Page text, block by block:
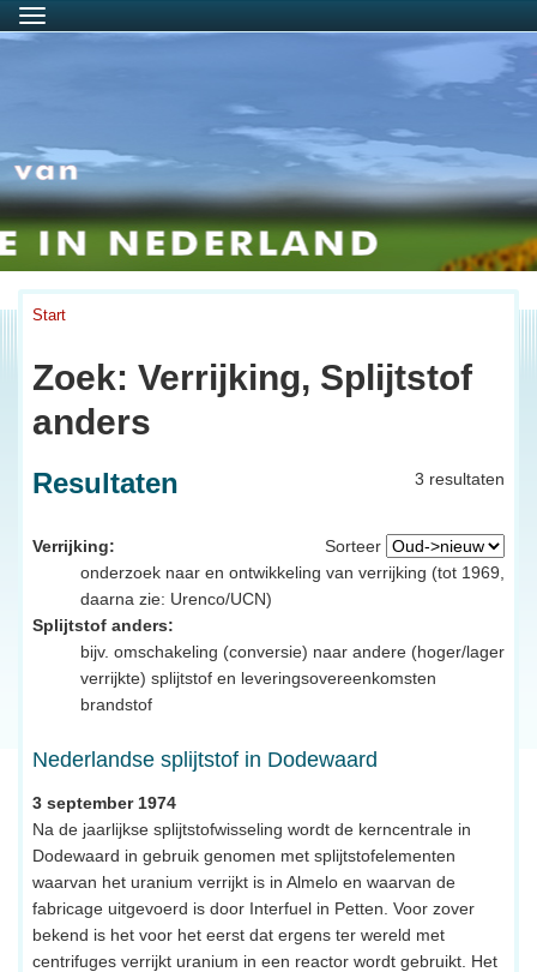
Menu
Start
Zoek: Verrijking, Splijtstof
anders
3 resultaten
Resultaten
Sorteer
Verrijking:
onderzoek naar en ontwikkeling van verrijking (tot 1969,
daarna zie: Urenco/UCN)
Splijtstof anders:
bijv. omschakeling (conversie) naar andere (hoger/lager
verrijkte) splijtstof en leveringsovereenkomsten
brandstof
Nederlandse splijtstof in Dodewaard
3 september 1974
Na de jaarlijkse splijtstofwisseling wordt de kerncentrale in
Dodewaard in gebruik genomen met splijtstofelementen
waarvan het uranium verrijkt is in Almelo en waarvan de
fabricage uitgevoerd is door Interfuel in Petten. Voor zover
bekend is het voor het eerst dat ergens ter wereld met
centrifuges verrijkt uranium in een reactor wordt gebruikt. Het